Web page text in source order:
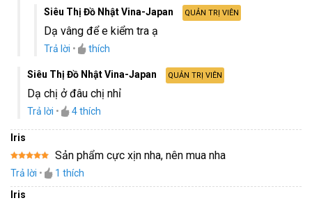
Siêu Thị Đồ Nhật Vina-Japan
QUẢN TRỊ VIÊN
Dạ vâng để e kiểm tra ạ
Trả lời • thích
Siêu Thị Đồ Nhật Vina-Japan QUẢN TRỊ VIÊN
Dạ chị ở đâu chị nhỉ
Trả lời • 4thích
Iris
Được xếp
hạng5 5
Sản phẩm cực xịn nha, nên mua nha
Trả lời • 1 thích
Iris